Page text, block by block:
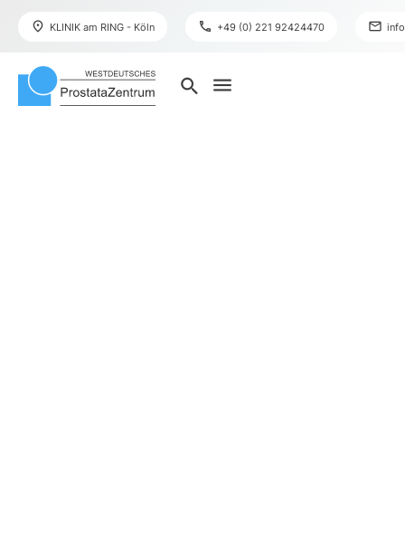
place KLINIK am RING - Köln phone +49 (0) 221 92424470 mail
search menu